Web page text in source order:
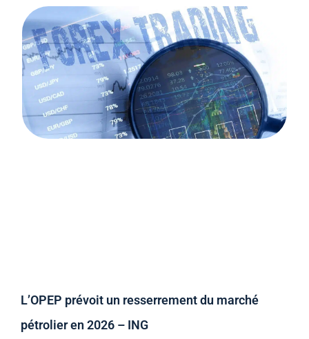
L’OPEP prévoit un resserrement du marché
pétrolier en 2026 – ING